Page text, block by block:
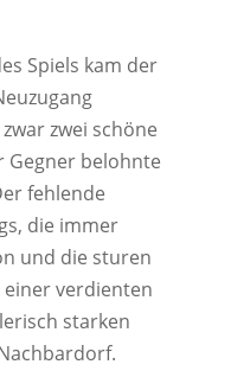
Spiels kam der
zwei schöne
Gegner belohnte
fehlende
die immer
und die sturen
verdienten
starken